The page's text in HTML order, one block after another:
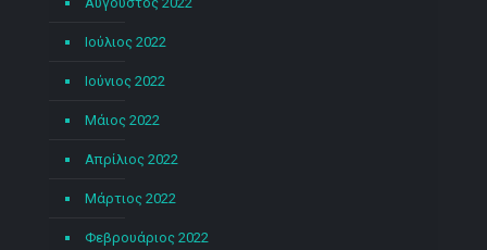
Ιούλιος 2022
Ιούνιος 2022
Μάιος 2022
Απρίλιος 2022
Μάρτιος 2022
Φεβρουάριος 2022